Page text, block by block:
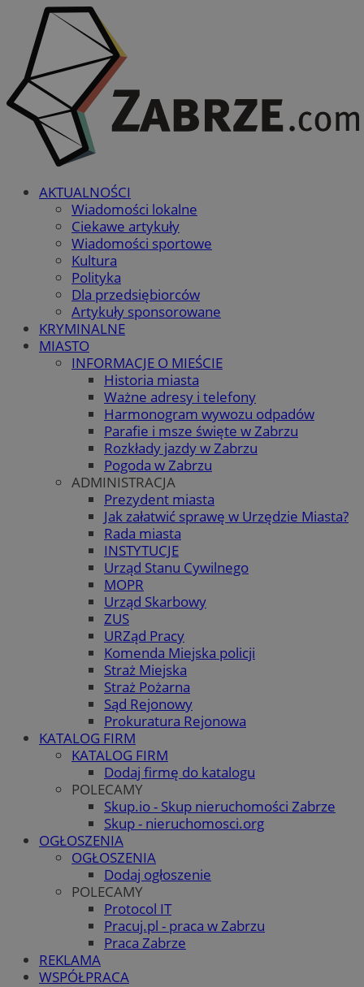
AKTUALNOŚCI
Wiadomości lokalne
Ciekawe artykuły
Wiadomości sportowe
Kultura
Polityka
Dla przedsiębiorców
Artykuły sponsorowane
KRYMINALNE
MIASTO
INFORMACJE O MIEŚCIE
Historia miasta
Ważne adresy i telefony
Harmonogram wywozu odpadów
Parafie i msze święte w Zabrzu
Rozkłady jazdy w Zabrzu
Pogoda w Zabrzu
ADMINISTRACJA
Prezydent miasta
Jak załatwić sprawę w Urzędzie Miasta?
Rada miasta
INSTYTUCJE
Urząd Stanu Cywilnego
MOPR
Urząd Skarbowy
ZUS
URZąd Pracy
Komenda Miejska policji
Straż Miejska
Straż Pożarna
Sąd Rejonowy
Prokuratura Rejonowa
KATALOG FIRM
KATALOG FIRM
Dodaj firmę do katalogu
POLECAMY
Skup.io - Skup nieruchomości Zabrze
Skup - nieruchomosci.org
OGŁOSZENIA
OGŁOSZENIA
Dodaj ogłoszenie
POLECAMY
Protocol IT
Pracuj.pl - praca w Zabrzu
Praca Zabrze
REKLAMA
WSPÓŁPRACA